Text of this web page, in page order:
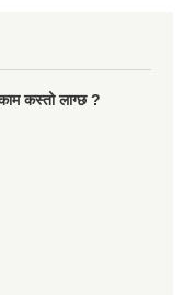
कस्तो लाग्छ ?